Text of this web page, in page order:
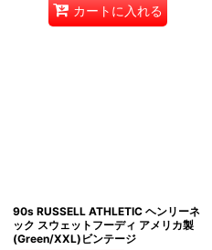
カートに入れる
90s RUSSELL ATHLETIC ヘンリーネ
ック スウェットフーディ アメリカ製
(Green/XXL)ビンテージ